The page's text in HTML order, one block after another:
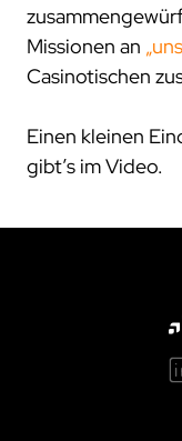
Missionen an
Casinotischen
Einen kleinen
gibt’s im Video.